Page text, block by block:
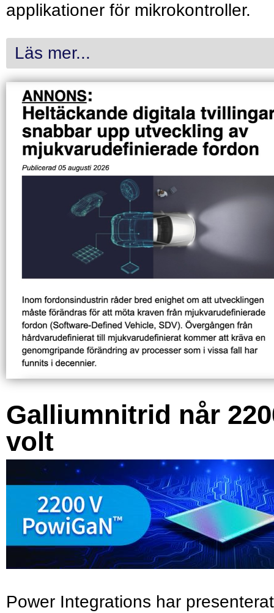
applikationer för mikrokontroller.
Läs mer...
Galliumnitrid når
volt
Power Integrations har presenterat